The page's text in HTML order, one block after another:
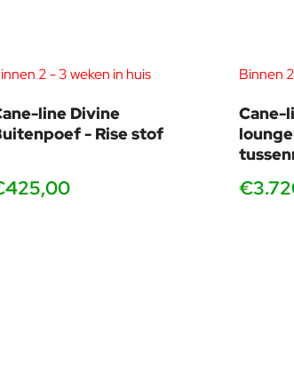
2 - 3 weken in huis
line Divine
- Rise stof
Binnen
Cane-